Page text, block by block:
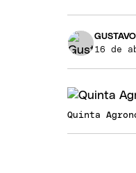
16 de
Quinta